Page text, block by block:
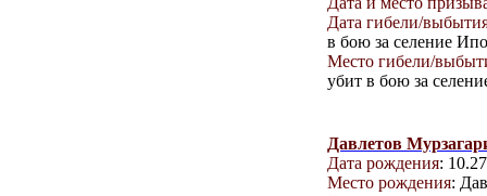
Дата гибели/
в бою за селение
Место гибели/
убит в бою за
Давлетов
Дата рождения:
Место рождения: